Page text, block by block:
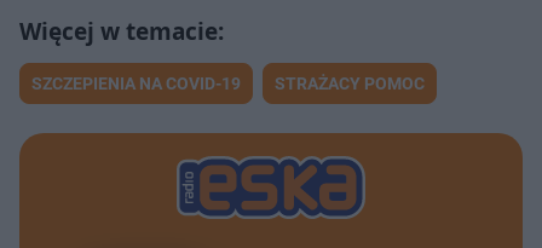
SZCZEPIENIA NA COVID-19 STRAŻACY POMOC